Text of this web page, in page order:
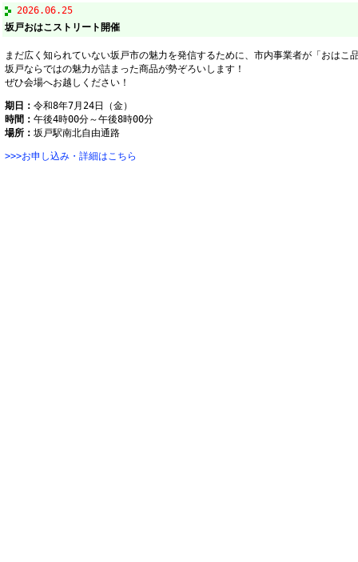
2026.06.25
坂戸おはこストリート開催
まだ広く知られていない坂戸市の魅力を発信するために、市内事業者が「おは
坂戸ならではの魅力が詰まった商品が勢ぞろいします！
ぜひ会場へお越しください！
期日： 令和8年7月24日（金）
時間： 午後4時00分～午後8時00分
場所： 坂戸駅南北自由通路
>>>お申し込み・詳細はこちら